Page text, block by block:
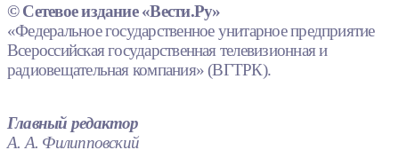
© Сетевое издание «Вести.Ру»
«Федеральное государственное унитарное предприятие
Всероссийская государственная телевизионная и
радиовещательная компания» (ВГТРК).
Главный редактор
А. А. Филипповский